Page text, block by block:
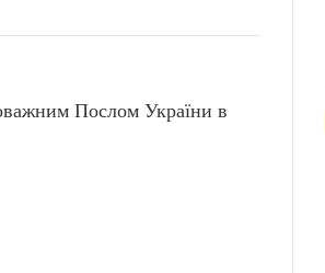
Послом України в